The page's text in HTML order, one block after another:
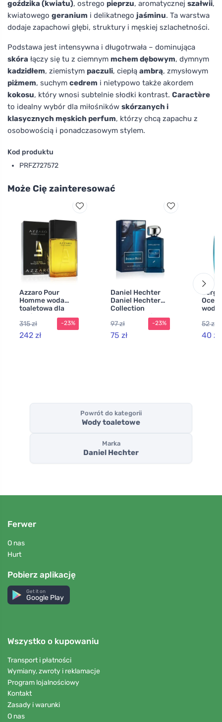
goździka (kwiatu), ostrego pieprzu, aromatycznej szałwii,
kwiatowego geranium i delikatnego jaśminu. Ta warstwa
dodaje zapachowi głębi, struktury i męskiej szlachetności.
Podstawa jest intensywna i długotrwała – dominująca
skóra łączy się tu z ciemnym mchem dębowym, dymnym
kadzidłem, ziemistym paczuli, ciepłą ambrą, zmysłowym
piżmem, suchym cedrem i nietypowo także akordem
kokosu, który wnosi subtelnie słodki kontrast. Caractère
to idealny wybór dla miłośników skórzanych i
klasycznych męskich perfum, którzy chcą zapachu z
osobowością i ponadczasowym stylem.
Kod produktu
PRFZ727572
Może Cię zainteresować
Azzaro Pour
Homme woda
toaletowa dla
mężczyzn 200 ml
315 zł
242 zł
-23%
Daniel Hechter
Daniel Hechter
Collection
Couture Indigo
Blue woda
perfumowana dla
mężczyzn
97 zł
75 zł
-23%
woda
52 zł
40 zł
Powrót do kategorii
Wody toaletowe
Marka
Daniel Hechter
Ferwer
O nas
Hurt
Pobierz aplikację
Get it on
Google Play
Wszystko o kupowaniu
Transport i płatności
Wymiany, zwroty i reklamacje
Program lojalnościowy
Kontakt
Zasady i warunki
O nas